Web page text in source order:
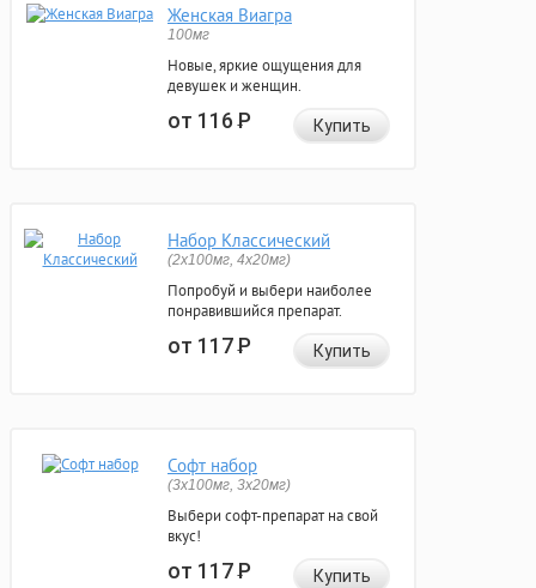
Женская Виагра
100мг
Новые, яркие ощущения для
девушек и женщин.
от 116Р Купить
Набор Классический
(2x100мг, 4x20мг)
Попробуй и выбери наиболее
понравившийся препарат.
от 117Р Купить
Софт набор
(3x100мг, 3x20мг)
Выбери софт-препарат на свой
вкус!
от 117Р Купить